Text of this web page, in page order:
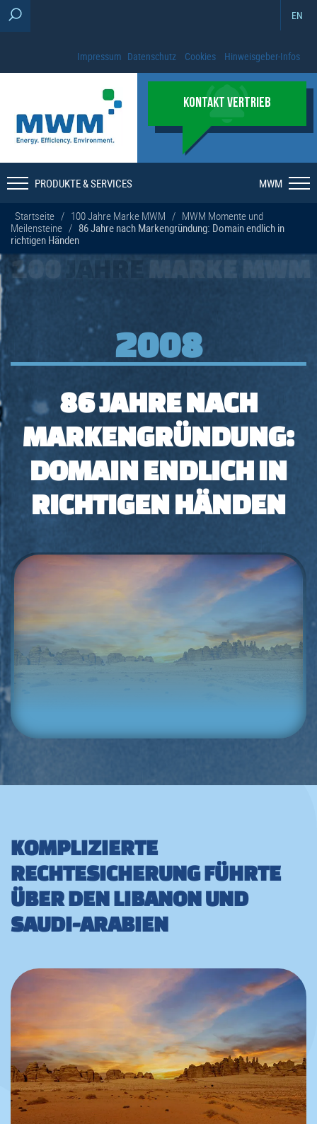
EN
Impressum Datenschutz Cookies Hinweisgeber-Infos
KONTAKT VERTRIEB
PRODUKTE & SERVICES MWM
Startseite / 100 Jahre Marke MWM / MWM Momente und
Meilensteine / 86 Jahre nach Markengründung: Domain endlich in
richtigen Händen
100 JAHRE MARKE MWM
2008
86 JAHRE NACH
MARKENGRÜNDUNG:
DOMAIN ENDLICH IN
RICHTIGEN HÄNDEN
KOMPLIZIERTE
RECHTESICHERUNG FÜHRTE
ÜBER DEN LIBANON UND
SAUDI-ARABIEN